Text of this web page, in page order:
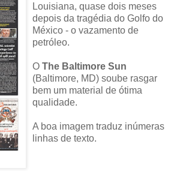
Louisiana, quase dois meses
depois da tragédia do Golfo do
México - o vazamento de
petróleo.
O The Baltimore Sun
(Baltimore, MD) soube rasgar
bem um material de ótima
qualidade.
A boa imagem traduz inúmeras
linhas de texto.